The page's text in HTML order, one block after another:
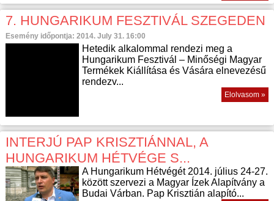
7. HUNGARIKUM FESZTIVÁL SZEGEDEN
Esemény időpontja: 2014. July 31. 16:00
Hetedik alkalommal rendezi meg a
Hungarikum Fesztivál – Minőségi Magyar
Termékek Kiállítása és Vására elnevezésű
rendezv...
Elolvasom »
INTERJÚ PAP KRISZTIÁNNAL, A
HUNGARIKUM HÉTVÉGE S...
A Hungarikum Hétvégét 2014. július 24-27.
között szervezi a Magyar Ízek Alapítvány a
Budai Várban. Pap Krisztián alapító...